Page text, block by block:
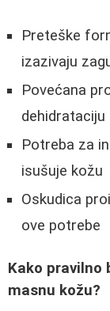
Preteške
izazivaju
Povećana
dehidrataciju
Potreba za
isušuje kožu
Oskudica
ove potrebe
Kako pravilno
masnu kožu?